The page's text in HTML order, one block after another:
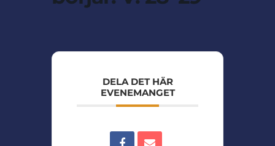
DELA DET HÄR
EVENEMANGET